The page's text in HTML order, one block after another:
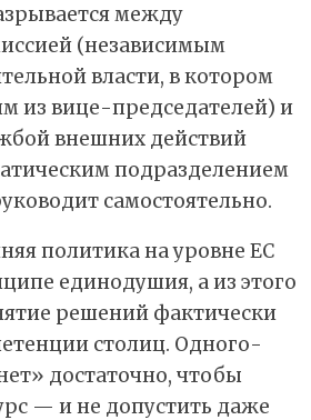
между
(независимым
власти, в котором
из вице-председателей) и
внешних действий
подразделением
самостоятельно.
политика на уровне ЕС
единодушия, а из этого
решений фактически
столиц. Одного-
достаточно, чтобы
— и не допустить даже